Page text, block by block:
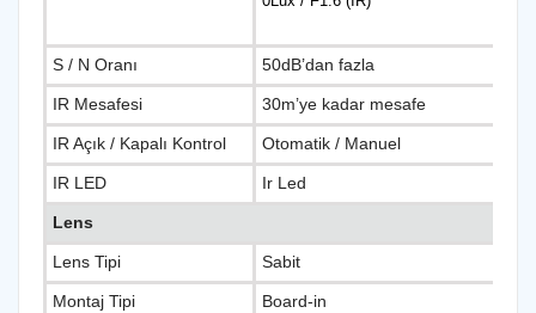
S / N Oranı 50dB’dan fazla
IR Mesafesi 30m’ye kadar mesafe
IR Açık / Kapalı Kontrol Otomatik / Manuel
IR LED Ir Led
Lens
Lens Tipi Sabit
Montaj Tipi Board-in